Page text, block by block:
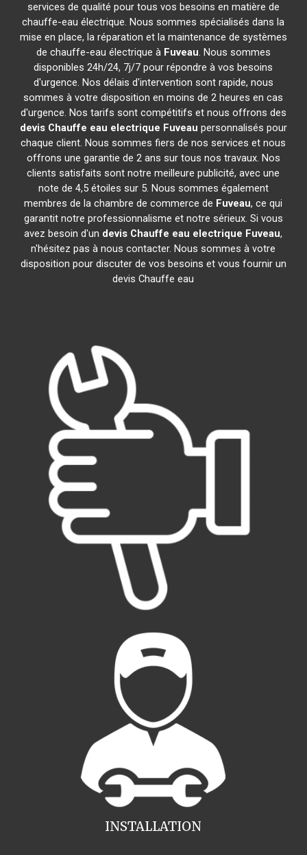
services de qualité pour tous vos besoins en matière de
chauffe-eau électrique. Nous sommes spécialisés dans la
mise en place, la réparation et la maintenance de systèmes
de chauffe-eau électrique à Fuveau. Nous sommes
disponibles 24h/24, 7j/7 pour répondre à vos besoins
d'urgence. Nos délais d'intervention sont rapide, nous
sommes à votre disposition en moins de 2 heures en cas
d'urgence. Nos tarifs sont compétitifs et nous offrons des
devis Chauffe eau electrique Fuveau personnalisés pour
chaque client. Nous sommes fiers de nos services et nous
offrons une garantie de 2 ans sur tous nos travaux. Nos
clients satisfaits sont notre meilleure publicité, avec une
note de 4,5 étoiles sur 5. Nous sommes également
membres de la chambre de commerce de Fuveau, ce qui
garantit notre professionnalisme et notre sérieux. Si vous
avez besoin d'un devis Chauffe eau electrique Fuveau,
n'hésitez pas à nous contacter. Nous sommes à votre
disposition pour discuter de vos besoins et vous fournir un
devis Chauffe eau
INSTALLATION